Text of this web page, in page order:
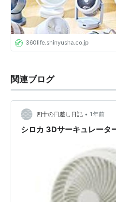
360life.shinyusha.co.jp
関連ブログ
四十の日差し日記 • 1年前
シロカ 3Dサーキュレータ